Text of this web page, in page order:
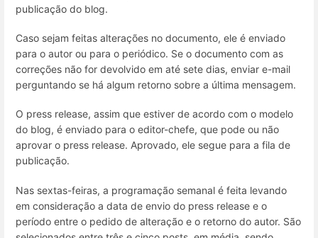
publicação do blog.
Caso sejam feitas alterações no documento, ele é enviado
para o autor ou para o periódico. Se o documento com as
correções não for devolvido em até sete dias, enviar e-mail
perguntando se há algum retorno sobre a última mensagem.
O press release, assim que estiver de acordo com o modelo
do blog, é enviado para o editor-chefe, que pode ou não
aprovar o press release. Aprovado, ele segue para a fila de
publicação.
Nas sextas-feiras, a programação semanal é feita levando
em consideração a data de envio do press release e o
período entre o pedido de alteração e o retorno do autor. São